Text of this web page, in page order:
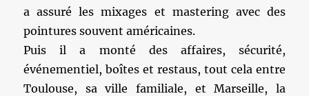
a assuré les mixages et mastering avec des
pointures souvent américaines.
Puis il a monté des affaires, sécurité,
événementiel, boîtes et restaus, tout cela entre
Toulouse, sa ville familiale, et Marseille, la